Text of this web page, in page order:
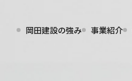
岡田建設の強み 事業紹介